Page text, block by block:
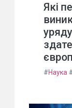
Які
#Наука